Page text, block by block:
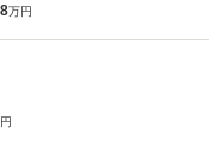
万円